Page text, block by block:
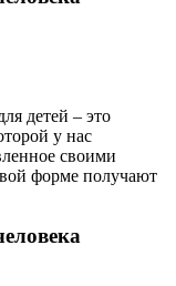
детей – это
у нас
своими
форме получают